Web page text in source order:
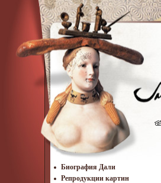
Биография Дали
Репродукции картин